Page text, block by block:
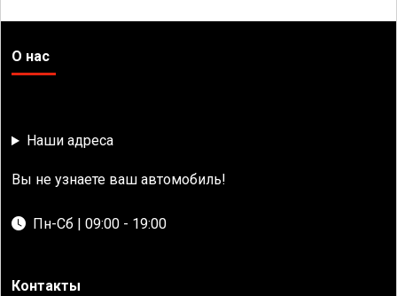
О нас
Наши адреса
Вы не узнаете ваш автомобиль!
Пн-Сб | 09:00 - 19:00
Контакты